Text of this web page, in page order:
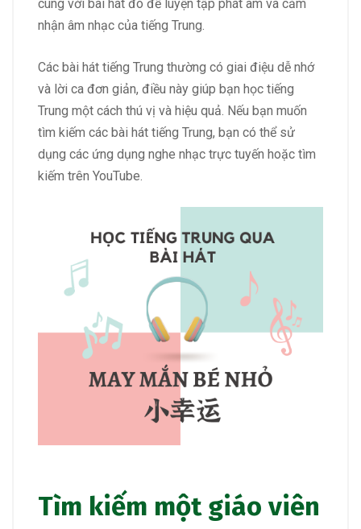
cùng với bài hát đó để luyện tập phát âm và cảm
nhận âm nhạc của tiếng Trung.
Các bài hát tiếng Trung thường có giai điệu dễ nhớ
và lời ca đơn giản, điều này giúp bạn học tiếng
Trung một cách thú vị và hiệu quả. Nếu bạn muốn
tìm kiếm các bài hát tiếng Trung, bạn có thể sử
dụng các ứng dụng nghe nhạc trực tuyến hoặc tìm
kiếm trên YouTube.
Tìm kiếm một giáo viên